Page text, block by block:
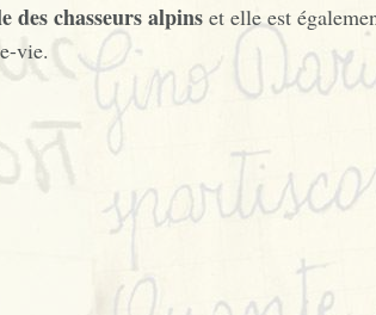
des chasseurs alpins et elle est
vie.